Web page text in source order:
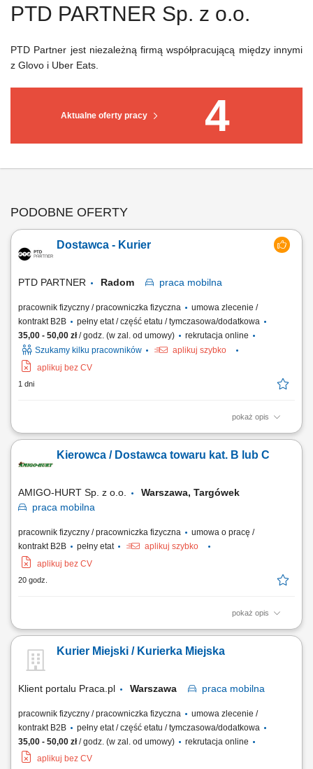
PTD PARTNER Sp. z o.o.
Aktualne oferty pracy 4
PTD Partner jest niezależną firmą współpracującą między innymi
z Glovo i Uber Eats.
PODOBNE OFERTY
Dostawca - Kurier
PTD PARTNER Radom praca mobilna
pracownik fizyczny / pracowniczka fizyczna
umowa zlecenie /
kontrakt B2B
pełny etat / część etatu / tymczasowa/dodatkowa
35,00 - 50,00 zł/ godz. (w zal. od umowy)
rekrutacja online
Szukamy kilku pracowników
aplikuj szybko
aplikuj bez CV
1 dni
pokaż opis
Zakres obowiązków Odbieranie i dostarczanie posiłków/zakupów;
Utrzymywanie dobrych relacji z klientami;
Kierowca / Dostawca towaru kat. B lub C
AMIGO-HURT Sp. z o.o.
Warszawa, Targówek
praca mobilna
pracownik fizyczny / pracowniczka fizyczna
umowa o pracę /
kontrakt B2B
pełny etat
aplikuj szybko
aplikuj bez CV
20 godz.
pokaż opis
Twój zakres obowiązków: przewóz i dostarczanie towarów do Klienta,
dbałość o prawidłowy obieg gotówki oraz dokumentów,
odpowiedzialność za utrzymanie powierzonego pojazdu we właściwym
Kurier Miejski / Kurierka Miejska
Klient portalu Praca.pl Warszawa praca mobilna
pracownik fizyczny / pracowniczka fizyczna
umowa zlecenie /
kontrakt B2B
pełny etat / część etatu / tymczasowa/dodatkowa
35,00 - 50,00 zł/ godz. (w zal. od umowy)
rekrutacja online
aplikuj bez CV